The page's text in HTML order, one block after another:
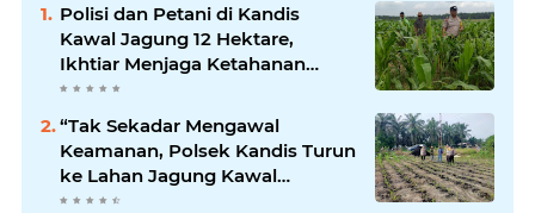
Polisi dan Petani di Kandis
Kawal Jagung 12 Hektare,
Ikhtiar Menjaga Ketahanan
Pangan
“Tak Sekadar Mengawal
Keamanan, Polsek Kandis Turun
ke Lahan Jagung Kawal
Ketahanan Pangan